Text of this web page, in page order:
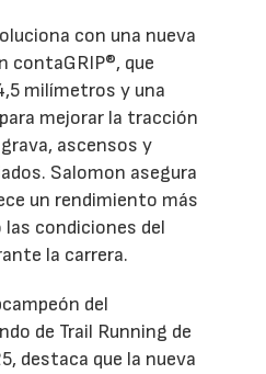
con una nueva
contaGRIP®, que
milímetros y una
mejorar la tracción
ascensos y
Salomon asegura
un rendimiento más
condiciones del
la carrera.
del
de Trail Running de
destaca que la nueva